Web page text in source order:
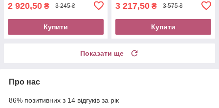
2 920,50 ₴ 3 245 ₴
Купити
3 217,50 ₴ 3 575 ₴
Купити
Показати ще
Про нас
86% позитивних з 14 відгуків за рік